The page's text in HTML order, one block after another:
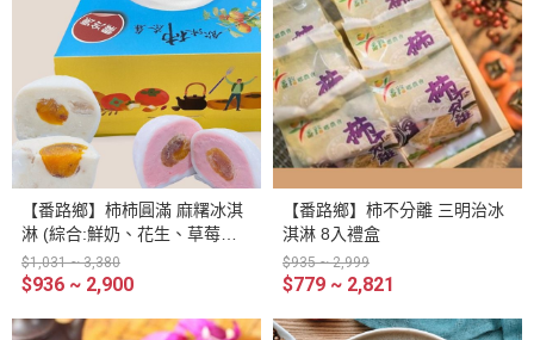
【番路鄉】柿柿圓滿 麻糬冰淇
淋 (綜合:鮮奶、花生、草莓、
芋頭、芝麻、青心烏龍茶，每
種各2) 12入禮盒
$1,031 ~ 3,380
$936 ~ 2,900
【番路鄉】柿不分離 三明治冰
淇淋 8入禮盒
$935 ~ 2,999
$779 ~ 2,821